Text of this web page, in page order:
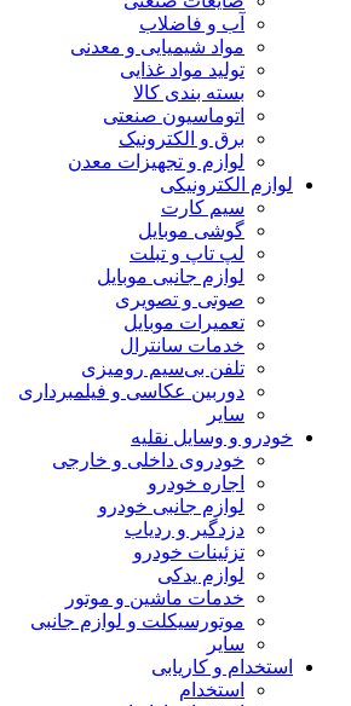
آب و فاضلاب
مواد شیمیایی و معدنی
تولید مواد غذایی
بسته بندی کالا
اتوماسیون صنعتی
برق و الکترونیک
لوازم و تجهیزات معدن
لوازم الکترونیکی
سیم کارت
گوشی موبایل
لپ تاپ و تبلت
لوازم جانبی موبایل
صوتی و تصویری
تعمیرات موبایل
خدمات سانترال
تلفن بی‌سیم رومیزی
دوربین عکاسی و فیلمبرداری
سایر
خودرو و وسایل نقلیه
خودروی داخلی و خارجی
اجاره خودرو
لوازم جانبی خودرو
دزدگیر و ردیاب
تزئینات خودرو
لوازم یدکی
خدمات ماشین و موتور
موتورسیکلت و لوازم جانبی
سایر
استخدام و کاریابی
استخدام